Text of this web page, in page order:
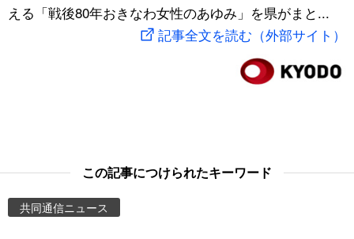
文化
動画/Live
スポーツ・東京2020
える「戦後80年おきなわ女性のあゆみ」を県がまと...
記事全文を読む（外部サイト）
この記事につけられたキーワード
共同通信ニュース